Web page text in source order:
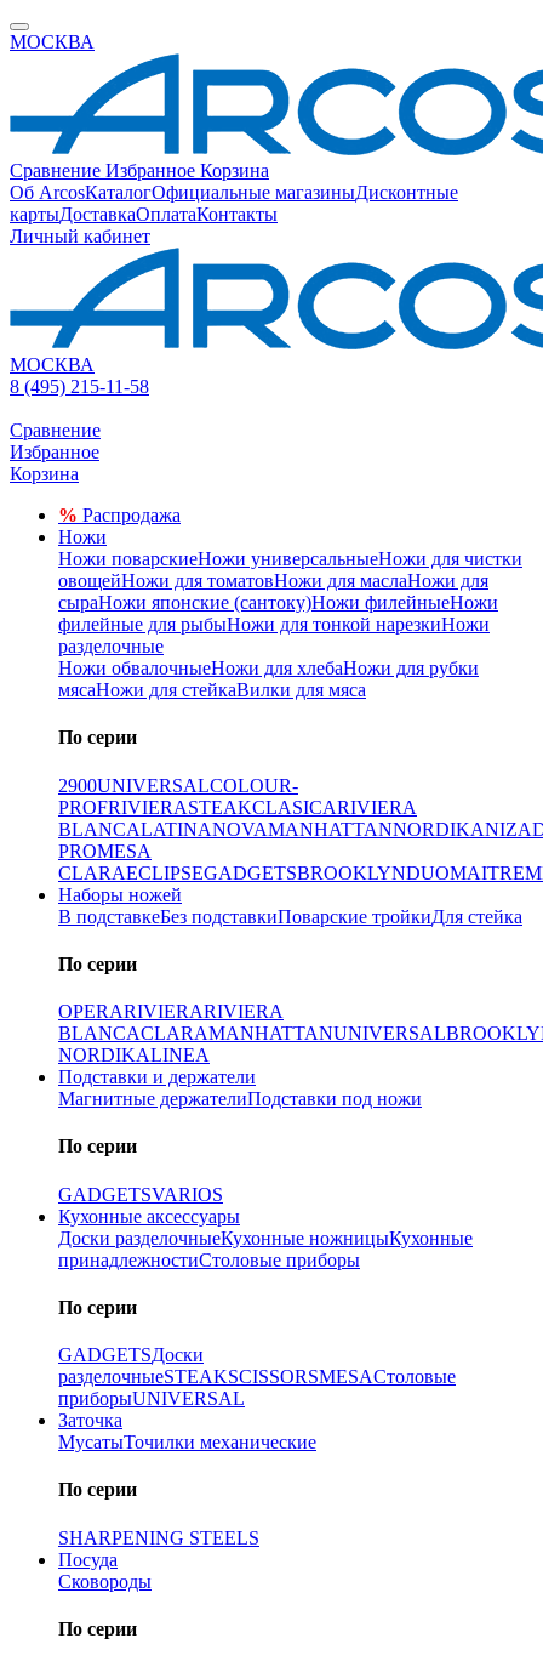
МОСКВА
Сравнение Избранное Корзина
Об ArcosКаталогОфициальные магазиныДисконтные
картыДоставкаОплатаКонтакты
Личный кабинет
МОСКВА
8 (495) 215-11-58
Сравнение
Избранное
Корзина
% Распродажа
Ножи
Ножи поварскиеНожи универсальныеНожи для чистки
овощейНожи для томатовНожи для маслаНожи для
сыраНожи японские (сантоку)Ножи филейныеНожи
филейные для рыбыНожи для тонкой нарезкиНожи
разделочные
Ножи обвалочныеНожи для хлебаНожи для рубки
мясаНожи для стейкаВилки для мяса
По серии
2900UNIVERSALCOLOUR-
PROFRIVIERASTEAKCLASICARIVIERA
BLANCALATINANOVAMANHATTANNORDIKANIZA
PROMESA
CLARAECLIPSEGADGETSBROOKLYNDUOMAITRE
Наборы ножей
В подставкеБез подставкиПоварские тройкиДля стейка
По серии
OPERARIVIERARIVIERA
BLANCACLARAMANHATTANUNIVERSAL
NORDIKALINEA
Подставки и держатели
Магнитные держателиПодставки под ножи
По серии
GADGETSVARIOS
Кухонные аксессуары
Доски разделочныеКухонные ножницыКухонные
принадлежностиСтоловые приборы
По серии
GADGETSДоски
разделочныеSTEAKSCISSORSMESAСтоловые
приборыUNIVERSAL
Заточка
МусатыТочилки механические
По серии
SHARPENING STEELS
Посуда
Сковороды
По серии